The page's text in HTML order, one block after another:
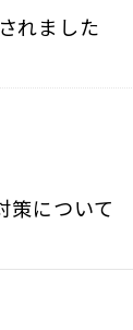
れました
策について